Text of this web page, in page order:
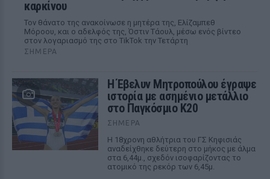
καρκίνου
Τον θάνατο της ανακοίνωσε η μητέρα της, Ελίζαμπεθ
Μόροου, και ο αδελφός της, Όστιν Τάουλ, μέσω ενός βίντεο
στον λογαριασμό της στο TikTok την Τετάρτη
ΣΉΜΕΡΑ
Η Έβελυν Μητροπούλου έγραψε
ιστορία με ασημένιο μετάλλιο
στο Παγκόσμιο Κ20
ΣΉΜΕΡΑ
Η 18χρονη αθλήτρια του ΓΣ Κηφισιάς
αναδείχθηκε δεύτερη στο μήκος με άλμα
στα 6,44μ., σχεδόν ισοφαρίζοντας το
ατομικό της ρεκόρ των 6,45μ.